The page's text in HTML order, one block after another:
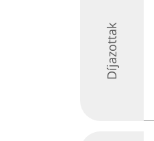
Díjazottak